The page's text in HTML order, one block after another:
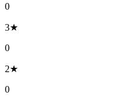
0
3★
0
2★
0